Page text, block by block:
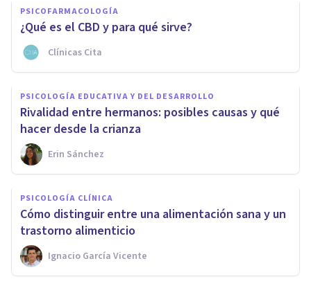
PSICOFARMACOLOGÍA
¿Qué es el CBD y para qué sirve?
Clínicas Cita
PSICOLOGÍA EDUCATIVA Y DEL DESARROLLO
Rivalidad entre hermanos: posibles causas y qué
hacer desde la crianza
Erin Sánchez
PSICOLOGÍA CLÍNICA
Cómo distinguir entre una alimentación sana y un
trastorno alimenticio
Ignacio García Vicente